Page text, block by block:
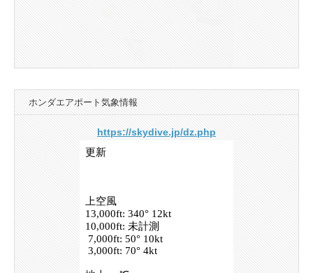
ホンダエアポート気象情報
https://skydive.jp/dz.php